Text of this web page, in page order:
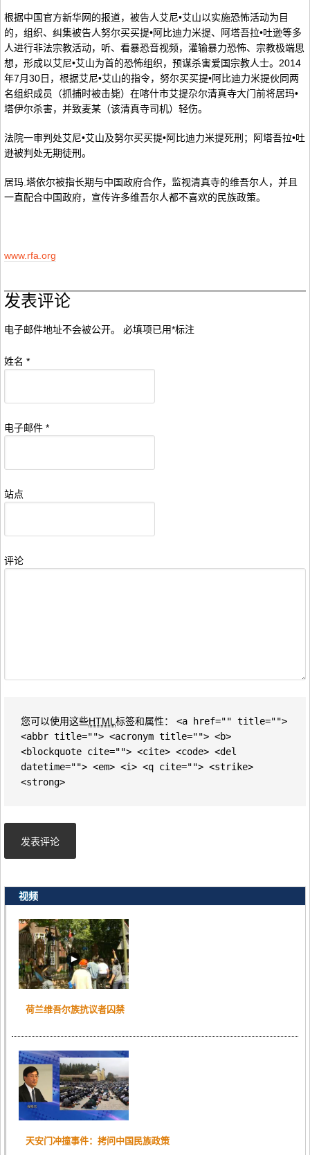
根据中国官方新华网的报道，被告人艾尼•艾山以实施恐怖活动为目
的，组织、纠集被告人努尔买买提•阿比迪力米提、阿塔吾拉•吐逊等多
人进行非法宗教活动，听、看暴恐音视频，灌输暴力恐怖、宗教极端思
想，形成以艾尼•艾山为首的恐怖组织，预谋杀害爱国宗教人士。2014
年7月30日，根据艾尼•艾山的指令，努尔买买提•阿比迪力米提伙同两
名组织成员（抓捕时被击毙）在喀什市艾提尕尔清真寺大门前将居玛•
塔伊尔杀害，并致麦某（该清真寺司机）轻伤。
法院一审判处艾尼•艾山及努尔买买提•阿比迪力米提死刑；阿塔吾拉•吐
逊被判处无期徒刑。
居玛.塔依尔被指长期与中国政府合作，监视清真寺的维吾尔人，并且
一直配合中国政府，宣传许多维吾尔人都不喜欢的民族政策。
www.rfa.org
发表评论
电子邮件地址不会被公开。 必填项已用*标注
姓名 *
电子邮件 *
站点
评论
您可以使用这些HTML 标签和属性： <a href="" title="">
<abbr title=""> <acronym title=""> <b>
<blockquote cite=""> <cite> <code> <del
datetime=""> <em> <i> <q cite=""> <strike>
<strong>
视频
荷兰维吾尔族抗议者囚禁
天安门冲撞事件：拷问中国民族政策